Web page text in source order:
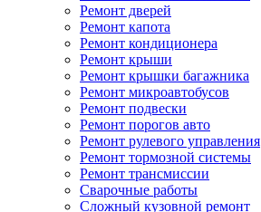
Ремонт дверей
Ремонт капота
Ремонт кондиционера
Ремонт крыши
Ремонт крышки багажника
Ремонт микроавтобусов
Ремонт подвески
Ремонт порогов авто
Ремонт рулевого управления
Ремонт тормозной системы
Ремонт трансмиссии
Сварочные работы
Сложный кузовной ремонт